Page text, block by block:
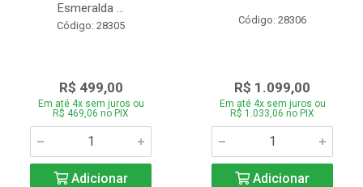
Esmeralda ...
Código: 28305
R$ 499,00
Em até 4x sem juros ou
R$ 469,06 no PIX
Adicionar
Código: 28306
R$ 1.099,00
Em até 4x sem juros ou
R$ 1.033,06 no PIX
Adicionar